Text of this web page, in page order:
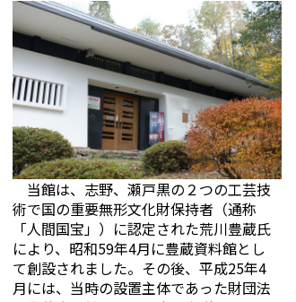
当館は、志野、瀬戸黒の２つの工芸技
術で国の重要無形文化財保持者（通称
「人間国宝」）に認定された荒川豊蔵氏
により、昭和59年4月に豊蔵資料館とし
て創設されました。その後、平成25年4
月には、当時の設置主体であった財団法